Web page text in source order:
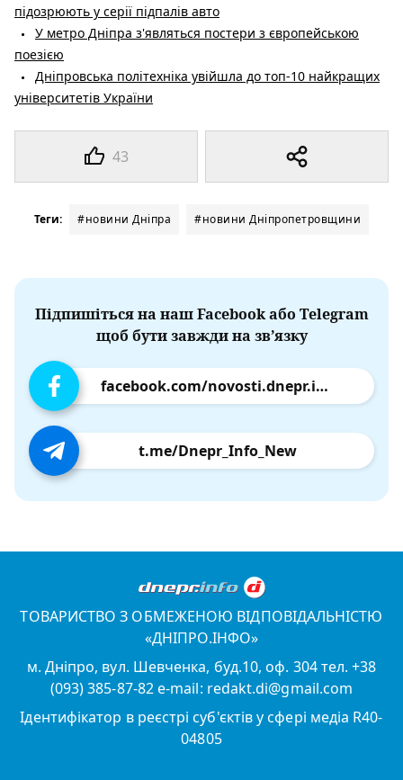
43
підозрюють у серії підпалів авто
У метро Дніпра з'являться постери з європейською
поезією
Дніпровська політехніка увійшла до топ-10 найкращих
університетів України
Теги: #новини Дніпра #новини Дніпропетровщини
Підпишіться на наш Facebook або Telegram
щоб бути завжди на зв’язку
facebook.com/novosti.dnepr.info
t.me/Dnepr_Info_New
ТОВАРИСТВО З ОБМЕЖЕНОЮ ВІДПОВІДАЛЬНІСТЮ
«ДНІПРО.ІНФО»
м. Дніпро, вул. Шевченка, буд.10, оф. 304 тел. +38
(093) 385-87-82 e-mail: redakt.di@gmail.com
Ідентифікатор в реєстрі суб'єктів у сфері медіа R40-
04805